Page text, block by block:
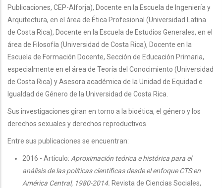
Publicaciones, CEP-Alforja), Docente en la Escuela de Ingeniería y
Arquitectura, en el área de Ética Profesional (Universidad Latina
de Costa Rica), Docente en la Escuela de Estudios Generales, en el
área de Filosofía (Universidad de Costa Rica), Docente en la
Escuela de Formación Docente, Sección de Educación Primaria,
especialmente en el área de Teoría del Conocimiento (Universidad
de Costa Rica) y Asesora académica de la Unidad de Equidad e
Igualdad de Género de la Universidad de Costa Rica.
Sus investigaciones giran en torno a la bioética, el género y los
derechos sexuales y derechos reproductivos.
Entre sus publicaciones se encuentran:
2016 - Artículo: Aproximación teórica e histórica para el
análisis de las políticas científicas desde el enfoque CTS en
América Central, 1980-2014. Revista de Ciencias Sociales,